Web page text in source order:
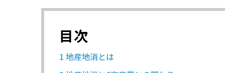
目次
1 地産地消とは